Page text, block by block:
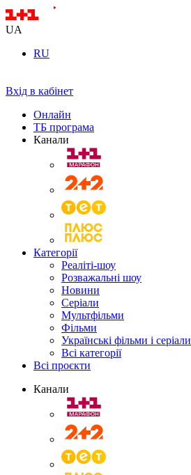
UA
RU
Вхід в кабінет
Онлайн
ТБ програма
Канали
Категорії
Реаліті-шоу
Розважальні шоу
Новини
Серіали
Мультфільми
Фільми
Українські фільми і серіали
Всі категорії
Всі проєкти
Канали